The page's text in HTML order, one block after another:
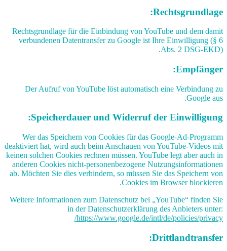
Rechtsgrundlage:
Rechtsgrundlage für die Einbindung von YouTube und dem damit
verbundenen Datentransfer zu Google ist Ihre Einwilligung (§ 6
Abs. 2 DSG-EKD).
Empfänger:
Der Aufruf von YouTube löst automatisch eine Verbindung zu
Google aus.
Speicherdauer und Widerruf der Einwilligung:
Wer das Speichern von Cookies für das Google-Ad-Programm
deaktiviert hat, wird auch beim Anschauen von YouTube-Videos mit
keinen solchen Cookies rechnen müssen. YouTube legt aber auch in
anderen Cookies nicht-personenbezogene Nutzungsinformationen
ab. Möchten Sie dies verhindern, so müssen Sie das Speichern von
Cookies im Browser blockieren.
Weitere Informationen zum Datenschutz bei „YouTube“ finden Sie
in der Datenschutzerklärung des Anbieters unter:
https://www.google.de/intl/de/policies/privacy/
Drittlandtransfer: